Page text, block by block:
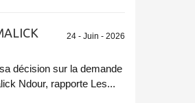
24 - Juin - 2026
décision sur la demande
Ndour, rapporte Les...